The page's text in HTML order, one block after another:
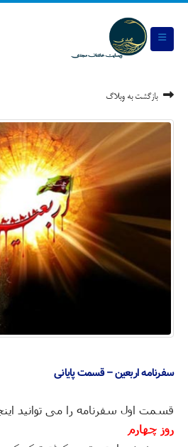
بازگشت به وبلاگ
سفرنامه اربعین – قسمت پایانی
قسمت اول سفرنامه را می توانید
روز چهارم